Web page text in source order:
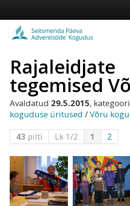
Koduleht
Vaata veel
Rajaleidjate
tegemised
Avaldatud 29.5.2015,
koguduse üritused /Võru
43 pilti Lk 1/2 1 2